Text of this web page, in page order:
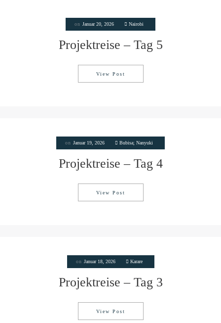
on Januar 20, 2026 Nairobi
Projektreise – Tag 5
View Post
on Januar 19, 2026 Bubisa; Nanyuki
Projektreise – Tag 4
View Post
on Januar 18, 2026 Karare
Projektreise – Tag 3
View Post